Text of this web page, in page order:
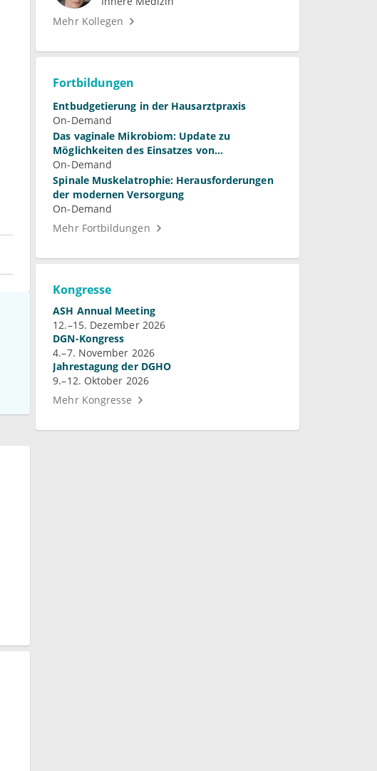
Mehr Kollegen
Fortbildungen
Entbudgetierung in der Hausarztpraxis
On-Demand
Das vaginale Mikrobiom: Update zu
Möglichkeiten des Einsatzes von
Laktobazillen bei bakterieller Vaginose und
Vulvovaginalkandidose
On-Demand
Spinale Muskelatrophie: Herausforderungen
der modernen Versorgung
On-Demand
Mehr Fortbildungen
Kongresse
ASH Annual Meeting
12.–15. Dezember 2026
DGN-Kongress
4.–7. November 2026
Jahrestagung der DGHO
9.–12. Oktober 2026
Mehr Kongresse